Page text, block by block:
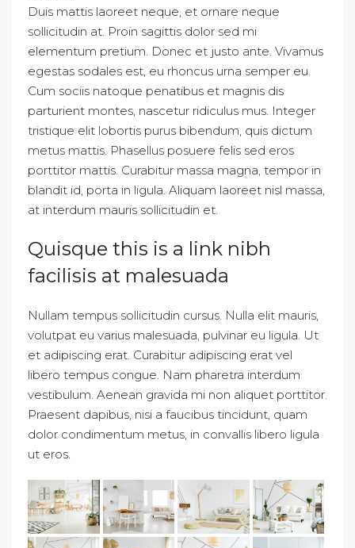
Duis mattis laoreet neque, et ornare neque
sollicitudin at. Proin sagittis dolor sed mi
elementum pretium. Donec et justo ante. Vivamus
egestas sodales est, eu rhoncus urna semper eu.
Cum sociis natoque penatibus et magnis dis
parturient montes, nascetur ridiculus mus. Integer
tristique elit lobortis purus bibendum, quis dictum
metus mattis. Phasellus posuere felis sed eros
porttitor mattis. Curabitur massa magna, tempor in
blandit id, porta in ligula. Aliquam laoreet nisl massa,
at interdum mauris sollicitudin et.
Quisque this is a link nibh
facilisis at malesuada
Nullam tempus sollicitudin cursus. Nulla elit mauris,
volutpat eu varius malesuada, pulvinar eu ligula. Ut
et adipiscing erat. Curabitur adipiscing erat vel
libero tempus congue. Nam pharetra interdum
vestibulum. Aenean gravida mi non aliquet porttitor.
Praesent dapibus, nisi a faucibus tincidunt, quam
dolor condimentum metus, in convallis libero ligula
ut eros.